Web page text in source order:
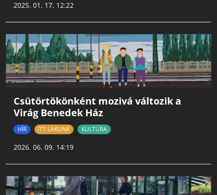
2025. 01. 17. 12:22
Csütörtökönként mozivá változik a
Virág Benedek Ház
HÍR ITT LAKUNK KULTÚRA
2026. 06. 09. 14:19